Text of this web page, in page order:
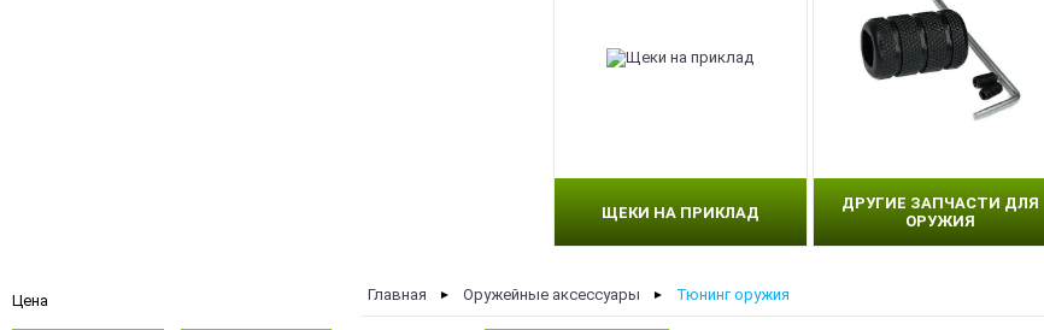
ЩЕКИ НА ПРИКЛАД
ДРУГИЕ ЗАПЧАСТИ ДЛЯ
ОРУЖИЯ
Цена Главная ► Оружейные аксессуары ► Тюнинг оружия